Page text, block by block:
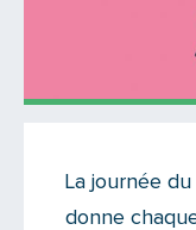
Il n'y a aucun
La journée
donne